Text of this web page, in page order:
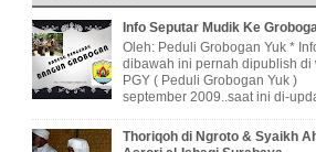
Info Seputar Mudik Ke
Oleh: Peduli Grobogan Yuk *
dibawah ini pernah dipublish di
PGY ( Peduli Grobogan Yuk )
september 2009..saat ini di-
Thoriqoh di Ngroto & Syaikh